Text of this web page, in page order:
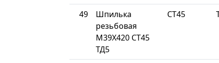
49
Шпилька
резьбовая
М39Х420 СТ45
ТД5
СТ45